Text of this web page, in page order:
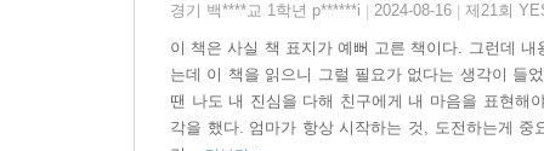
경기 백****교 1학년 p******i
2024-08-16 제21회
이 책은 사실 책 표지가 예뻐 고른 책이다. 그런데
는데 이 책을 읽으니 그럴 필요가 없다는 생각이 들
땐 나도 내 진심을 다해 친구에게 내 마음을 표현해
각을 했다. 엄마가 항상 시작하는 것, 도전하는게